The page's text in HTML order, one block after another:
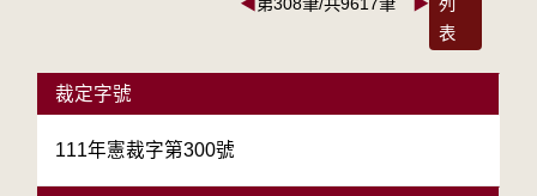
表
裁定字號
111年憲裁字第300號